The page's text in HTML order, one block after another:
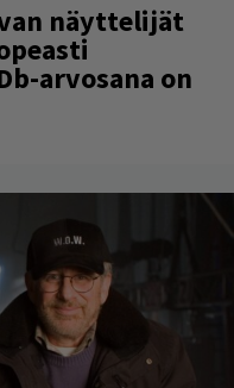
näyttelijät
arvosana on